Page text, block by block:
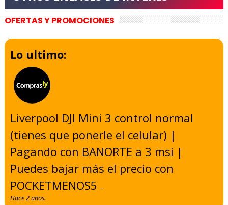
OFERTAS Y PROMOCIONES
Lo ultimo:
Liverpool DJI Mini 3 control normal
(tienes que ponerle el celular) |
Pagando con BANORTE a 3 msi |
Puedes bajar más el precio con
POCKETMENOS5-
Hace 2 años.